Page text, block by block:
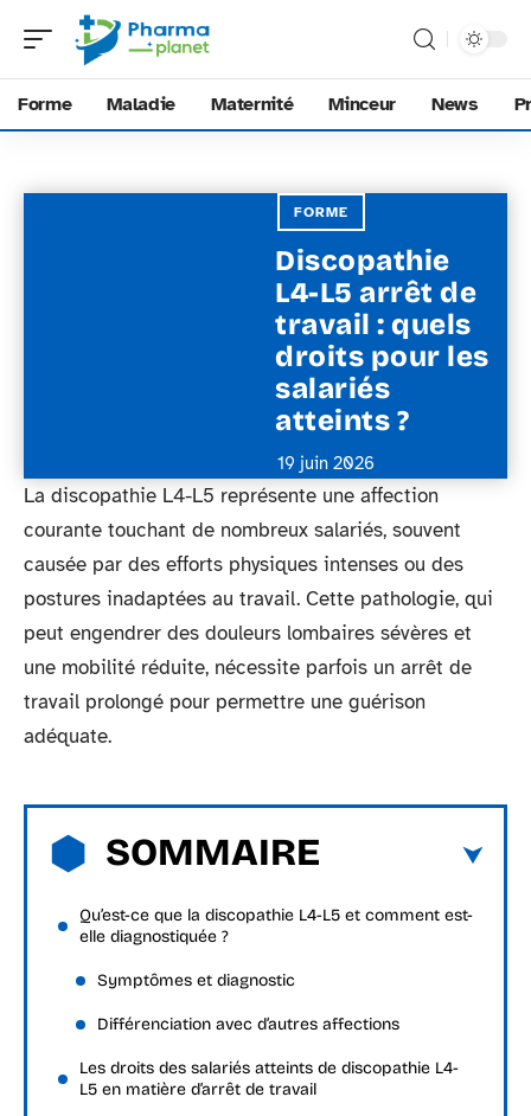
Forme Maladie Maternité Minceur News
FORME
Discopathie
L4-L5 arrêt de
travail : quels
droits pour les
salariés
atteints ?
19 juin 2026
La discopathie L4-L5 représente une affection
courante touchant de nombreux salariés, souvent
causée par des efforts physiques intenses ou des
postures inadaptées au travail. Cette pathologie, qui
peut engendrer des douleurs lombaires sévères et
une mobilité réduite, nécessite parfois un arrêt de
travail prolongé pour permettre une guérison
adéquate.
SOMMAIRE
Qu’est-ce que la discopathie L4-L5 et comment est-
elle diagnostiquée ?
Symptômes et diagnostic
Différenciation avec d’autres affections
Les droits des salariés atteints de discopathie L4-
L5 en matière d’arrêt de travail